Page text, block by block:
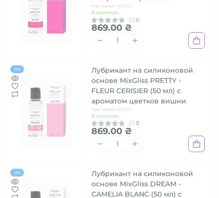
Код товара: SO1366
В наличии
0
869.00 ₴
Hit
Лубрикант на силиконовой
основе MixGliss PRETTY -
FLEUR CERISIER (50 мл) с
ароматом цветков вишни
Код товара: SO1362
В наличии
0
869.00 ₴
Hit
Лубрикант на силиконовой
основе MixGliss DREAM -
CAMELIA BLANC (50 мл) с